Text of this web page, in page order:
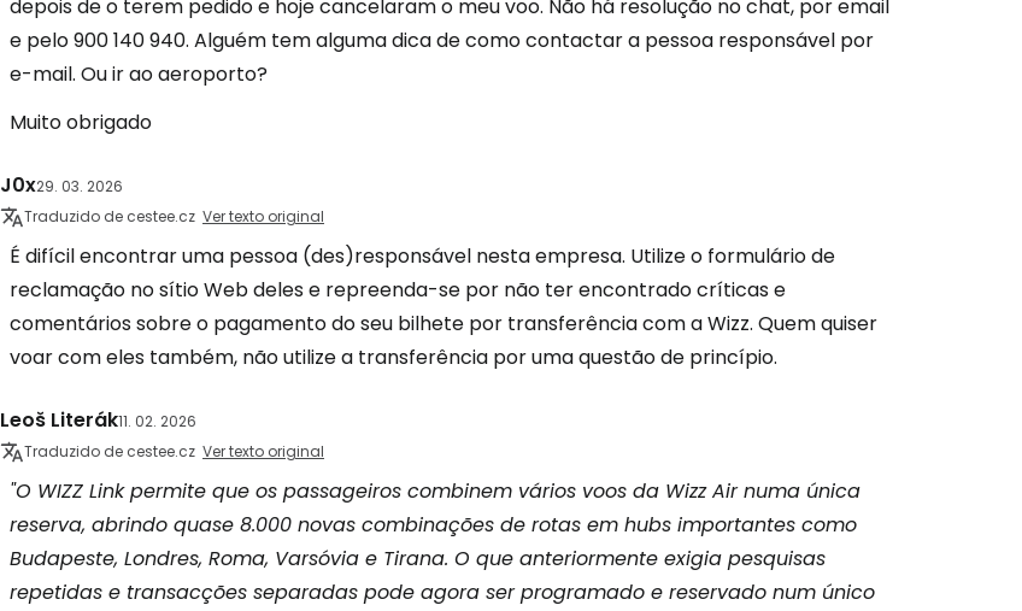
depois de o terem pedido e hoje cancelaram o meu voo. Não há resolução no chat, por email
e pelo 900 140 940. Alguém tem alguma dica de como contactar a pessoa responsável por
e-mail. Ou ir ao aeroporto?
Muito obrigado
J0x29. 03. 2026
Traduzido de cestee.cz Ver texto original
É difícil encontrar uma pessoa (des)responsável nesta empresa. Utilize o formulário de
reclamação no sítio Web deles e repreenda-se por não ter encontrado críticas e
comentários sobre o pagamento do seu bilhete por transferência com a Wizz. Quem quiser
voar com eles também, não utilize a transferência por uma questão de princípio.
Leoš Literák11. 02. 2026
Traduzido de cestee.cz Ver texto original
"O WIZZ Link permite que os passageiros combinem vários voos da Wizz Air numa única
reserva, abrindo quase 8.000 novas combinações de rotas em hubs importantes como
Budapeste, Londres, Roma, Varsóvia e Tirana. O que anteriormente exigia pesquisas
repetidas e transacções separadas pode agora ser programado e reservado num único